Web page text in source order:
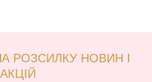
РОЗСИЛКУ НОВИН І
АКЦІЙ